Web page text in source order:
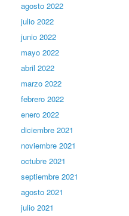
agosto 2022
julio 2022
junio 2022
mayo 2022
abril 2022
marzo 2022
febrero 2022
enero 2022
diciembre 2021
noviembre 2021
octubre 2021
septiembre 2021
agosto 2021
julio 2021